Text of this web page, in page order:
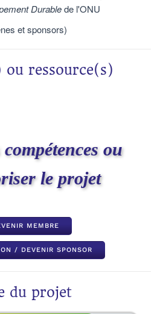
Durablede l'ONU
et sponsors)
ou ressource(s)
ou
le projet
MEMBRE
/ DEVENIR SPONSOR
du projet